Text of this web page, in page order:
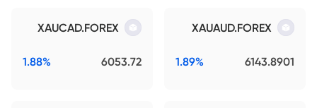
XAUAUD.FOREX
6143.8901
1.89%
XAUCAD.FOREX
6053.72
1.88%